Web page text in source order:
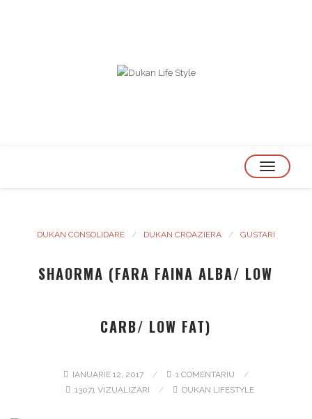
TOGGLE
DUKAN CONSOLIDARE DUKAN CROAZIERA GUSTARI
SHAORMA (FARA FAINA ALBA/ LOW
CARB/ LOW FAT)
IANUARIE 12, 2017
1 COMENTARIU
13071 VIZUALIZARI
DUKAN LIFESTYLE